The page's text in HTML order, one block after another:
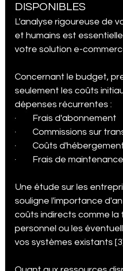
DISPONIBLES
L'analyse rigoureuse de
et humains est
votre solution e-
Concernant le budget,
seulement les coûts
dépenses récurrentes :
·        Frais d'abonnement
·        Commissions sur
·        Coûts
·        Frais de
Une étude sur les
souligne l'importance
coûts indirects comme la
personnel ou les
vos systèmes existants